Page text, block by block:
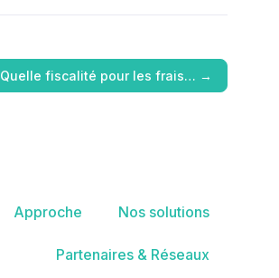
Quelle fiscalité pour les frais… →
Approche Nos solutions
Partenaires & Réseaux